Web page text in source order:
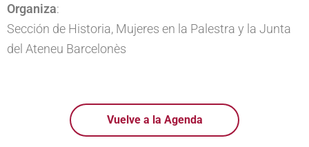
Organiza:
Sección de Historia, Mujeres en la Palestra y la Junta
del Ateneu Barcelonès
Vuelve a la Agenda